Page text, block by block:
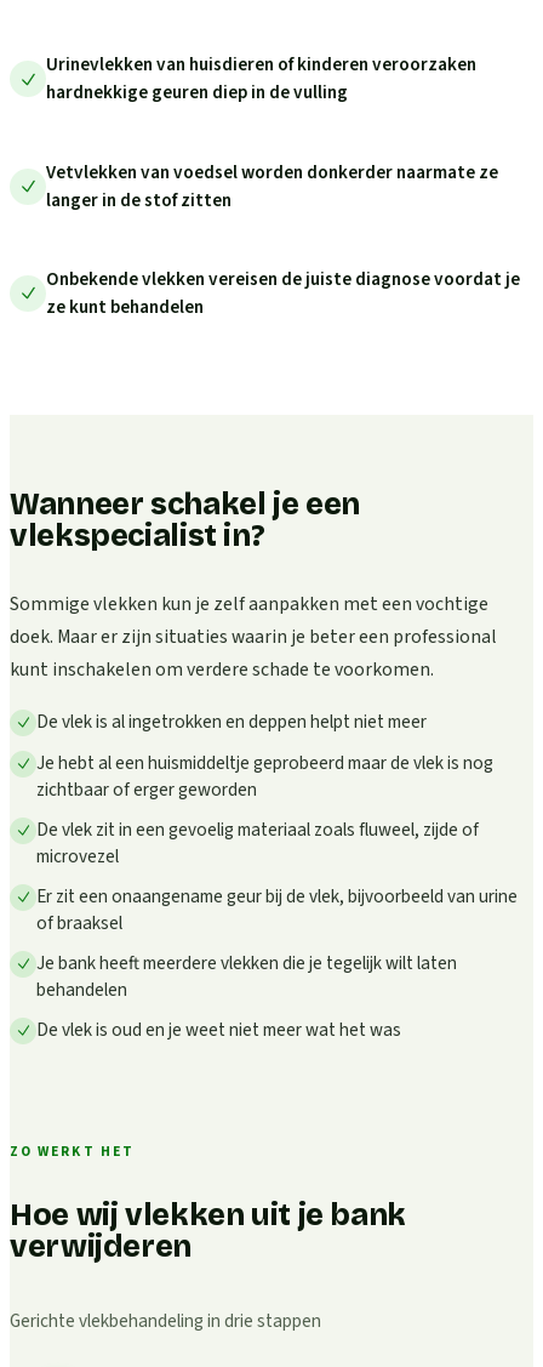
Urinevlekken van huisdieren of kinderen veroorzaken
hardnekkige geuren diep in de vulling
Vetvlekken van voedsel worden donkerder naarmate ze
langer in de stof zitten
Onbekende vlekken vereisen de juiste diagnose voordat je
ze kunt behandelen
Wanneer schakel je een
vlekspecialist in?
Sommige vlekken kun je zelf aanpakken met een vochtige
doek. Maar er zijn situaties waarin je beter een professional
kunt inschakelen om verdere schade te voorkomen.
De vlek is al ingetrokken en deppen helpt niet meer
Je hebt al een huismiddeltje geprobeerd maar de vlek is nog
zichtbaar of erger geworden
De vlek zit in een gevoelig materiaal zoals fluweel, zijde of
microvezel
Er zit een onaangename geur bij de vlek, bijvoorbeeld van urine
of braaksel
Je bank heeft meerdere vlekken die je tegelijk wilt laten
behandelen
De vlek is oud en je weet niet meer wat het was
ZO WERKT HET
Hoe wij vlekken uit je bank
verwijderen
Gerichte vlekbehandeling in drie stappen